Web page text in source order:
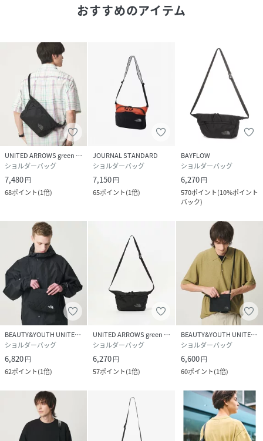
※商品画像は、光の当たり具合やパソコンなどの閲覧環境に
より、実際の色味と異なって見える場合がございます。予め
ご了承ください。
※商品の色味の目安は、商品単体の画像をご参照ください。
▼お気に入り登録のおすすめ▼
お気に入り登録された商品は、マイページにて現在の価格情
報や在庫状況の確認が可能です。
お買い物リストの管理にぜひご利用ください。
性別タイプ メンズ
原産国
素材
サイズ
品番
RY7290_CD26110
CD26110-1180156-y-bE RY7290
おすすめのアイテム
UNITED ARROWS green label relaxing
ショルダーバッグ
7,480円
68ポイント(1倍)
JOURNAL STANDARD
ショルダーバッグ
7,150円
65ポイント(1倍)
BAYFLOW
ショルダーバッグ
6,270円
570ポイント(10%ポイント
バック)
BEAUTY&YOUTH UNITED ARROWS
ショルダーバッグ
6,820円
62ポイント(1倍)
UNITED ARROWS green label relaxing
ショルダーバッグ
6,270円
57ポイント(1倍)
BEAUTY&YOUTH UNITED ARROWS
ショルダーバッグ
6,600円
60ポイント(1倍)